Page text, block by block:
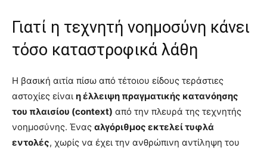
Γιατί η τεχνητή νοημοσύνη κάνει
τόσο καταστροφικά λάθη
Η βασική αιτία πίσω από τέτοιου είδους τεράστιες
αστοχίες είναι η έλλειψη πραγματικής κατανόησης
του πλαισίου (context) από την πλευρά της τεχνητής
νοημοσύνης. Ένας αλγόριθμος εκτελεί τυφλά
εντολές, χωρίς να έχει την ανθρώπινη αντίληψη του